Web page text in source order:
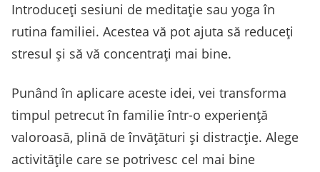
Introduceți sesiuni de meditație sau yoga în
rutina familiei. Acestea vă pot ajuta să reduceți
stresul și să vă concentrați mai bine.
Punând în aplicare aceste idei, vei transforma
timpul petrecut în familie într-o experiență
valoroasă, plină de învățături și distracție. Alege
activitățile care se potrivesc cel mai bine